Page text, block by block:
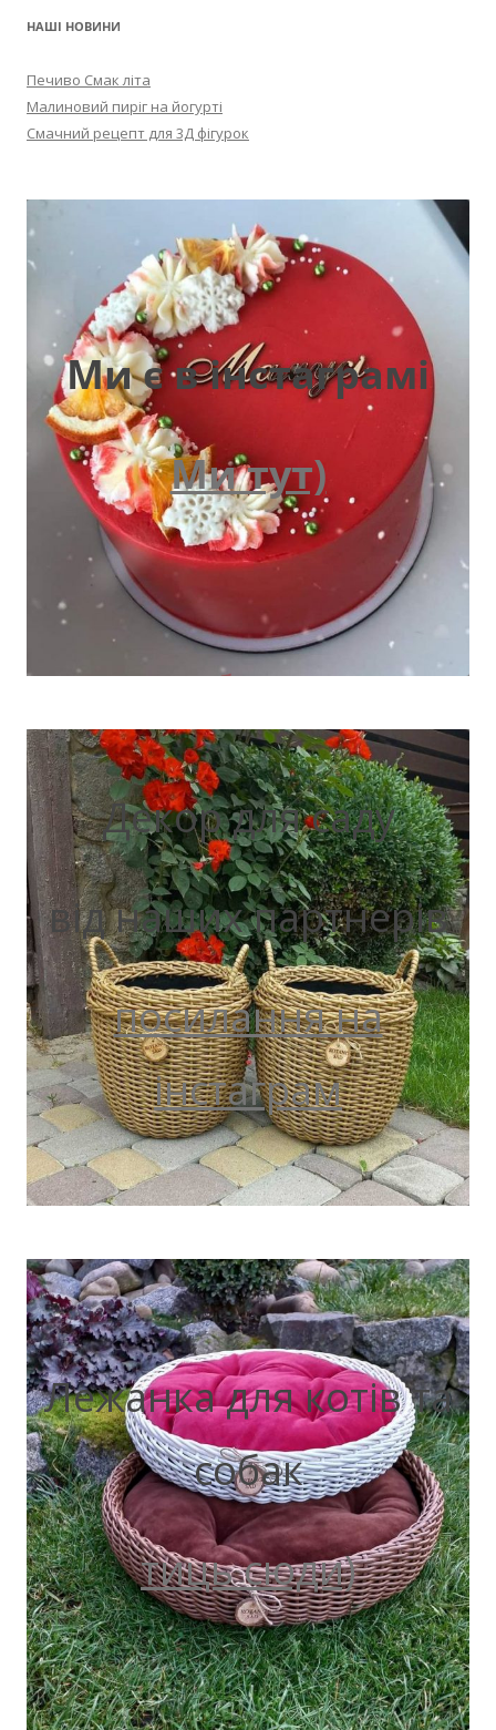
НАШІ НОВИНИ
Печиво Смак літа
Малиновий пиріг на йогурті
Смачний рецепт для 3Д фігурок
Ми є в інстаграмі
Ми тут)
Декор для саду
від наших партнерів
посилання на
інстаграм
Лежанка для котів та
собак
тиць сюди)